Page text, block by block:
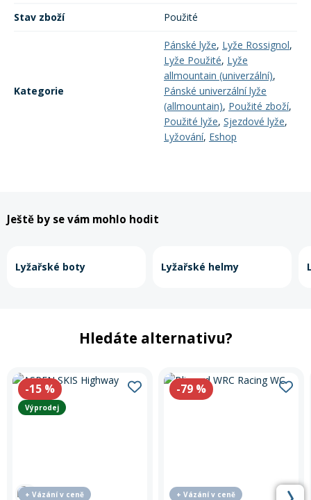
Stav zboží Použité
Kategorie
Pánské lyže, Lyže Rossignol,
Lyže Použité, Lyže
allmountain (univerzální),
Pánské univerzální lyže
(allmountain), Použité zboží,
Použité lyže, Sjezdové lyže,
Lyžování, Eshop
Ještě by se vám mohlo hodit
Lyžařské boty Lyžařské helmy
Hledáte alternativu?
-15 %
Výprodej
+ Vázání v ceně
-79 %
+ Vázání v ceně